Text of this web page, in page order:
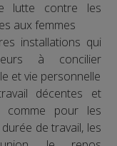
lutte contre les
aux femmes
installations qui
à concilier
et vie personnelle
décentes et
comme pour les
de travail, les